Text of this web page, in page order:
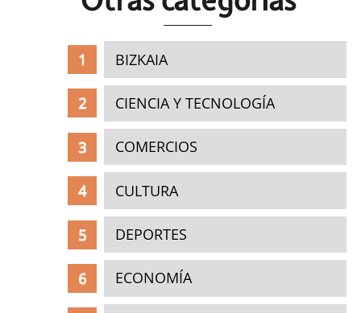
BIZKAIA
CIENCIA Y TECNOLOGÍA
COMERCIOS
CULTURA
DEPORTES
ECONOMÍA